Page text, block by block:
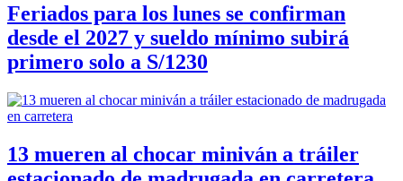
Feriados para los lunes se confirman
desde el 2027 y sueldo mínimo subirá
primero solo a S/1230
13 mueren al chocar miniván a tráiler